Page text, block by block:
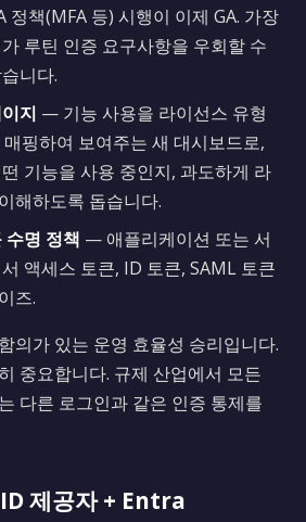
정책(MFA 등) 시행이 이제 GA. 가장
루틴 인증 요구사항을 우회할 수
니다.
지 — 기능 사용을 라이선스 유형
핑하여 보여주는 새 대시보드로,
기능을 사용 중인지, 과도하게 라
해하도록 돕습니다.
수명 정책 — 애플리케이션 또는 서
액세스 토큰, ID 토큰, SAML 토큰
즈.
의가 있는 운영 효율성 승리입니다.
중요합니다. 규제 산업에서 모든
다른 로그인과 같은 인증 통제를
제공자 + Entra